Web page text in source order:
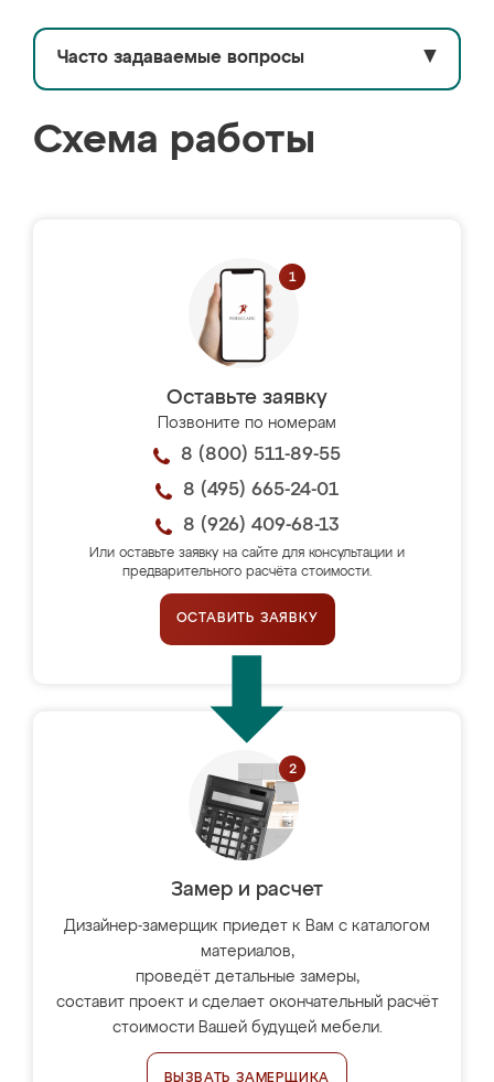
Часто задаваемые вопросы ▼
Схема работы
Оставьте заявку
Позвоните по номерам
8 (800) 511-89-55
8 (495) 665-24-01
8 (926) 409-68-13
Или оставьте заявку на сайте для консультации и
предварительного расчёта стоимости.
ОСТАВИТЬ ЗАЯВКУ
Замер и расчет
Дизайнер-замерщик приедет к Вам с каталогом
материалов,
проведёт детальные замеры,
составит проект и сделает окончательный расчёт
стоимости Вашей будущей мебели.
ВЫЗВАТЬ ЗАМЕРЩИКА